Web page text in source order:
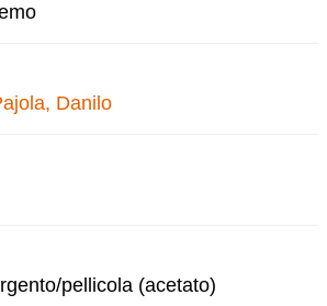
Danilo
pellicola (acetato)